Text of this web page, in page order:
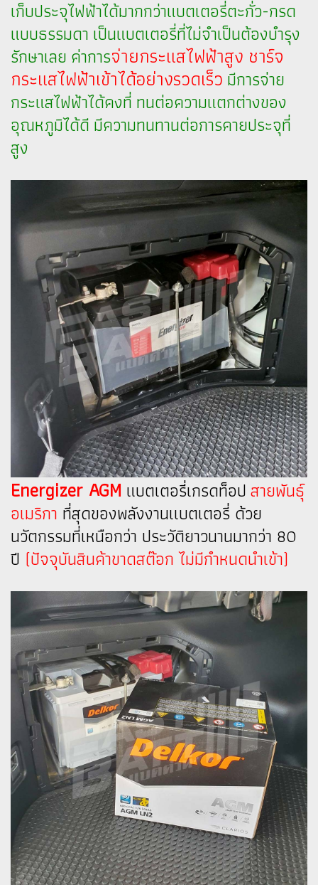
เก็บประจุไฟฟ้าได้มากกว่าแบตเตอรี่ตะกั่ว-กรด
แบบธรรมดา เป็นแบตเตอรี่ที่ไม่จำเป็นต้องบำรุง
รักษาเลย ค่าการจ่ายกระแสไฟฟ้าสูง ชาร์จ
กระแสไฟฟ้าเข้าได้อย่างรวดเร็ว มีการจ่าย
กระแสไฟฟ้าได้คงที่ ทนต่อความแตกต่างของ
อุณหภูมิได้ดี มีความทนทานต่อการคายประจุที่
สูง
Energizer AGM แบตเตอรี่เกรดท็อปสายพันธุ์
อเมริกา ที่สุดของพลังงานเเบตเตอรี่ ด้วย
นวัตกรรมที่เหนือกว่า ประวัติยาวนานมากว่า 80
ปี (ปัจจุบันสินค้าขาดสต๊อก ไม่มีกำหนดนำเข้า)